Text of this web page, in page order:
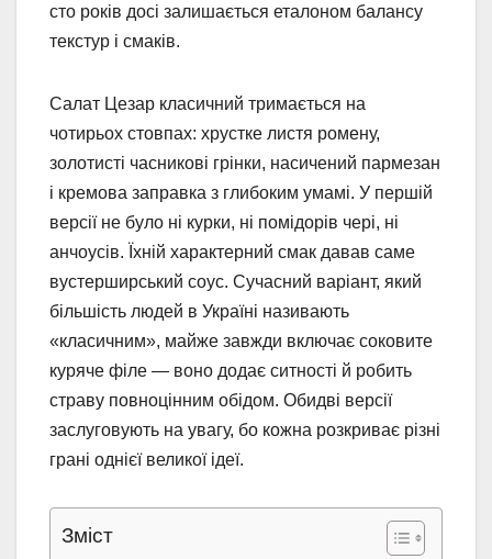
сто років досі залишається еталоном балансу
текстур і смаків.
Салат Цезар класичний тримається на
чотирьох стовпах: хрустке листя ромену,
золотисті часникові грінки, насичений пармезан
і кремова заправка з глибоким умамі. У першій
версії не було ні курки, ні помідорів чері, ні
анчоусів. Їхній характерний смак давав саме
вустерширський соус. Сучасний варіант, який
більшість людей в Україні називають
«класичним», майже завжди включає соковите
куряче філе — воно додає ситності й робить
страву повноцінним обідом. Обидві версії
заслуговують на увагу, бо кожна розкриває різні
грані однієї великої ідеї.
Зміст